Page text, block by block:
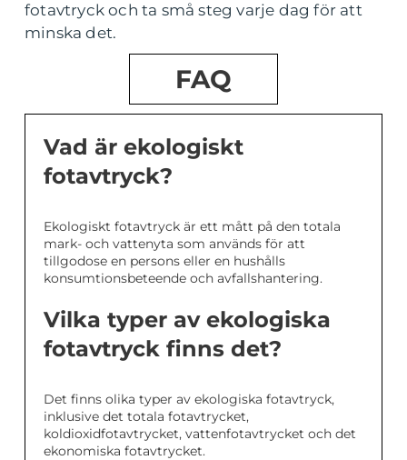
fotavtryck och ta små steg varje dag för att
minska det.
FAQ
Vad är ekologiskt
fotavtryck?
Ekologiskt fotavtryck är ett mått på den totala
mark- och vattenyta som används för att
tillgodose en persons eller en hushålls
konsumtionsbeteende och avfallshantering.
Vilka typer av ekologiska
fotavtryck finns det?
Det finns olika typer av ekologiska fotavtryck,
inklusive det totala fotavtrycket,
koldioxidfotavtrycket, vattenfotavtrycket och det
ekonomiska fotavtrycket.